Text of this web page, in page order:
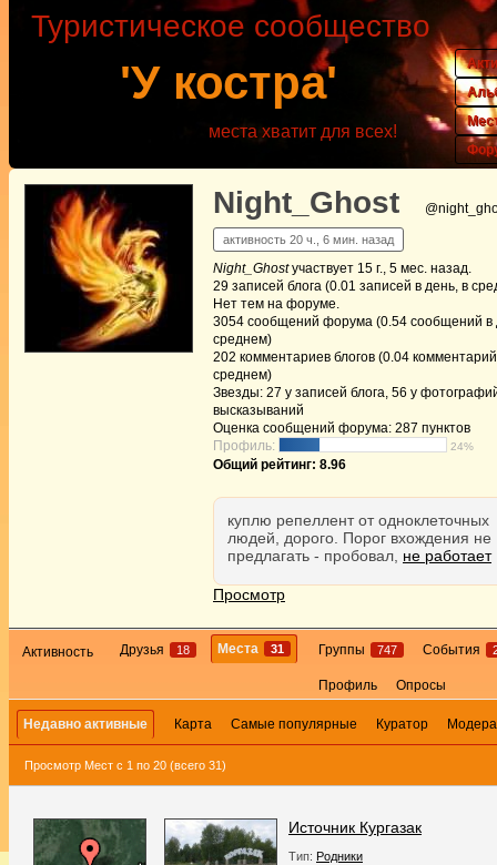
'У костра'
Туристическое сообщество
места хватит для всех!
Night_Ghost
активность 20 ч., 6 мин. назад
Night_Ghostучаствует 15 г., 5 мес. назад.
29 записей блога (0.01 записей в день, в
Нет тем на форуме.
3054 сообщений форума (0.54 сообщений в
среднем)
202 комментариев блогов (0.04
среднем)
Звезды: 27 у записей блога, 56 у
высказываний
Оценка сообщений форума: 287 пунктов
Профиль:
24%
Общий рейтинг: 8.96
куплю репеллент от одноклеточных
людей, дорого. Порог вхождения не
предлагать - пробовал, не работает
Просмотр
Активность Друзья 18 Места 31 Группы 747 События
Профиль Опросы
Недавно активные Карта Самые популярные Куратор
Просмотр Мест с 1 по 20 (всего 31)
Источник Кургазак
Тип: Родники